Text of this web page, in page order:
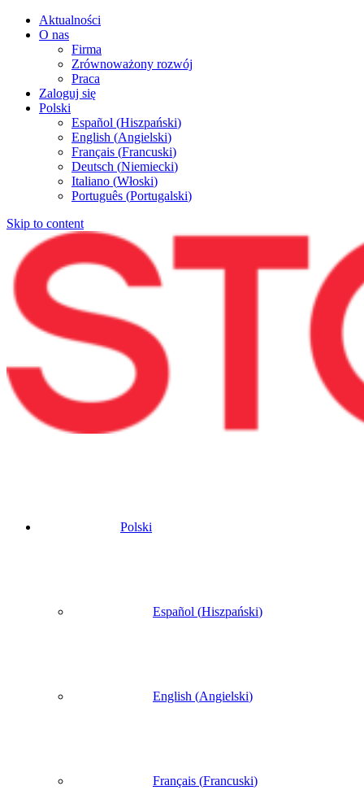
Aktualności
O nas
Firma
Zrównoważony rozwój
Praca
Zaloguj się
Polski
Español (Hiszpański)
English (Angielski)
Français (Francuski)
Deutsch (Niemiecki)
Italiano (Włoski)
Português (Portugalski)
Skip to content
Polski
Español (Hiszpański)
English (Angielski)
Français (Francuski)